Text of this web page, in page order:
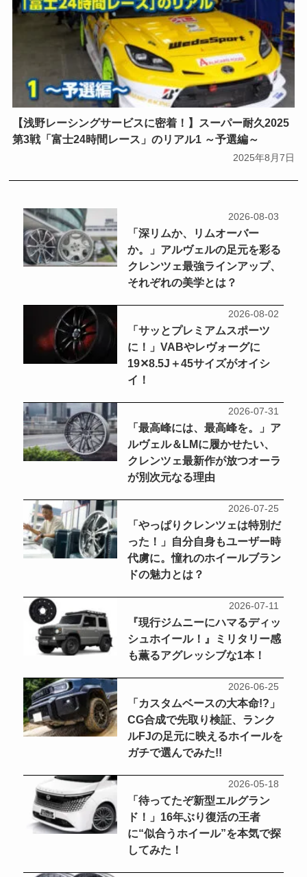
【浅野レーシングサービスに密着！】スーパー耐久2025
第3戦「富士24時間レース」のリアル1 ～予選編～
2025年8月7日
2026-08-03
「深リムか、リムオーバー
か。」アルヴェルの足元を彩る
クレンツェ最強ラインアップ、
それぞれの美学とは？
2026-08-02
「サッとプレミアムスポーツ
に！」VABやレヴォーグに
19✕8.5J＋45サイズがオイシ
イ！
2026-07-31
「最高峰には、最高峰を。」ア
ルヴェル＆LMに履かせたい、
クレンツェ最新作が放つオーラ
が別次元なる理由
2026-07-25
「やっぱりクレンツェは特別だ
った！」自分自身もユーザー時
代虜に。憧れのホイールブラン
ドの魅力とは？
2026-07-11
『現行ジムニーにハマるディッ
シュホイール！』ミリタリー感
も薫るアグレッシブな1本！
2026-06-25
「カスタムベースの大本命!?」
CG合成で先取り検証、ランク
ルFJの足元に映えるホイールを
ガチで選んでみた!!
2026-05-18
「待ってたぞ新型エルグラン
ド！」16年ぶり復活の王者
に“似合うホイール”を本気で探
してみた！